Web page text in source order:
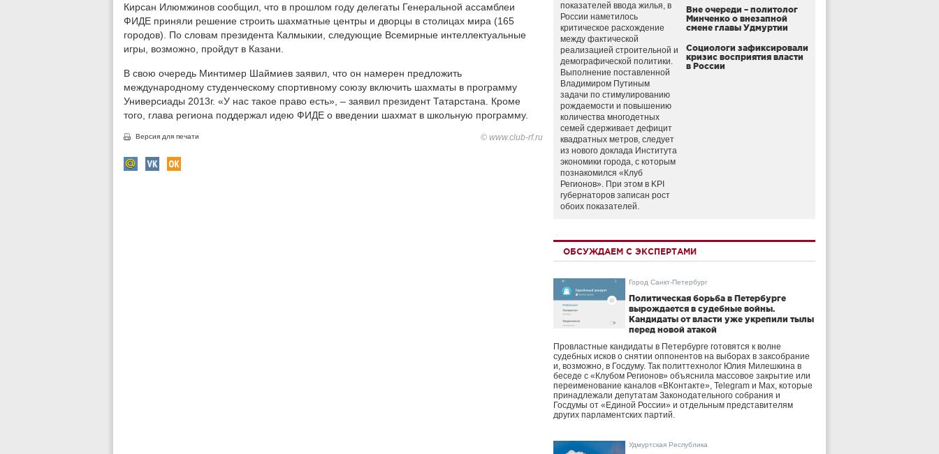
Кирсан Илюмжинов сообщил, что в прошлом году делегаты Генеральной ассамблеи
ФИДЕ приняли решение строить шахматные центры и дворцы в столицах мира (165
городов). По словам президента Калмыкии, следующие Всемирные интеллектуальные
игры, возможно, пройдут в Казани.
В свою очередь Минтимер Шаймиев заявил, что он намерен предложить
международному студенческому спортивному союзу включить шахматы в программу
Универсиады 2013г. «У нас такое право есть», – заявил президент Татарстана. Кроме
того, глава региона поддержал идею ФИДЕ о введении шахмат в школьную программу.
Версия для печати © www.club-rf.ru
показателей ввода жилья, в
России наметилось
критическое расхождение
между фактической
реализацией строительной и
демографической политики.
Выполнение поставленной
Владимиром Путиным
задачи по стимулированию
рождаемости и повышению
количества многодетных
семей сдерживает дефицит
квадратных метров, следует
из нового доклада Института
экономики города, с которым
познакомился «Клуб
Регионов». При этом в KPI
губернаторов записан рост
обоих показателей.
Вне очереди – политолог
Минченко о внезапной
смене главы Удмуртии
Социологи зафиксировали
кризис восприятия власти
в России
ОБСУЖДАЕМ С ЭКСПЕРТАМИ
Город Санкт-Петербург
Политическая борьба в Петербурге
вырождается в судебные войны.
Кандидаты от власти уже укрепили тылы
перед новой атакой
Провластные кандидаты в Петербурге готовятся к волне
судебных исков о снятии оппонентов на выборах в заксобрание
и, возможно, в Госдуму. Так политтехнолог Юлия Милешкина в
беседе с «Клубом Регионов» объяснила массовое закрытие или
переименование каналов «ВКонтакте», Telegram и Max, которые
принадлежали депутатам Законодательного собрания и
Госдумы от «Единой России» и отдельным представителям
других парламентских партий.
Удмуртская Республика